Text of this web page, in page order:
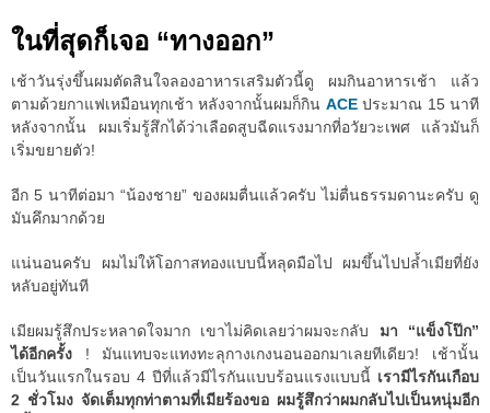
ในที่สุดก็เจอ “ทางออก”
เช้าวันรุ่งขึ้นผมตัดสินใจลองอาหารเสริมตัวนี้ดู ผมกินอาหารเช้า แล้ว
ตามด้วยกาแฟเหมือนทุกเช้า หลังจากนั้นผมก็กิน ACEประมาณ 15 นาที
หลังจากนั้น ผมเริ่มรู้สึกได้ว่าเลือดสูบฉีดแรงมากที่อวัยวะเพศ แล้วมันก็
เริ่มขยายตัว!
อีก 5 นาทีต่อมา “น้องชาย” ของผมตื่นแล้วครับ ไม่ตื่นธรรมดานะครับ ดู
มันคึกมากด้วย
แน่นอนครับ ผมไม่ให้โอกาสทองแบบนี้หลุดมือไป ผมขึ้นไปปล้ำเมียที่ยัง
หลับอยู่ทันที
เมียผมรู้สึกประหลาดใจมาก เขาไม่คิดเลยว่าผมจะกลับ มา “แข็งโป๊ก”
ได้อีกครั้ง ! มันแทบจะแทงทะลุกางเกงนอนออกมาเลยทีเดียว! เช้านั้น
เป็นวันแรกในรอบ 4 ปีที่แล้วมีไรกันแบบร้อนแรงแบบนี้ เรามีไรกันเกือบ
2 ชั่วโมง จัดเต็มทุกท่าตามที่เมียร้องขอ ผมรู้สึกว่าผมกลับไปเป็นหนุ่มอีก